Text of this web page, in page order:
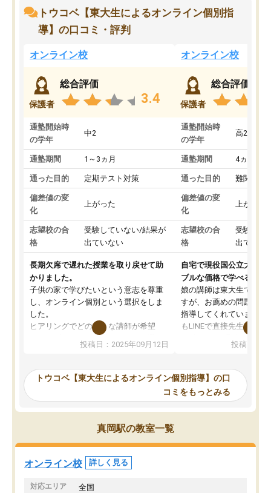
トウコベ【東大生によるオンライン個別指
導】の口コミ・評判
オンライン校
保護者
総合評価
3.4
通塾開始時
の学年
中2
通塾期間 1～3ヵ月
通った目的 定期テスト対策
偏差値の変
化
上がった
志望校の合
格
受験していない/結果が
出ていない
長期欠席で遅れた授業を取り戻せて助
かりました。
子供の家で学びたいという意志を尊重
し、オンライン個別という選択をしま
した。
ヒアリングでどのような講師が希望
か、オプションは付帯するかなど選ぶ
事が出来ました。
ーティングを行い、その講師で良いか
見てから講師を決定する事ができま
す。
うちの子は、初回面談の講師の方で決
オンラインツールを使用した単語帳の
共有があり宿題もそちらで出される形
でした。
投稿日：2025年09月12日
オンライン校
保護者
総合評価
通塾開始時
の学年
高2
通塾期間 4ヵ月～1
通った目的 難関私立
偏差値の変
化
上がった
志望校の合
格
受験して
出ていな
自宅で現役国公立大学生
ブルな価格で学べる
娘の講師は東大生では無
すが、お薦めの問題集や
指導してくれています。
もLINEで直接先生に質問
めれるので、個人に合
いなのがあり(有料)、受
ことをどんなスケジュー
くか相談したのですが、
ち期待したものではなく
くなってきたようなので
投稿日：
トウコベ【東大生によるオンライン個別指導】の口
コミをもっとみる
真岡駅の教室一覧
オンライン校 詳しく見る
対応エリア 全国